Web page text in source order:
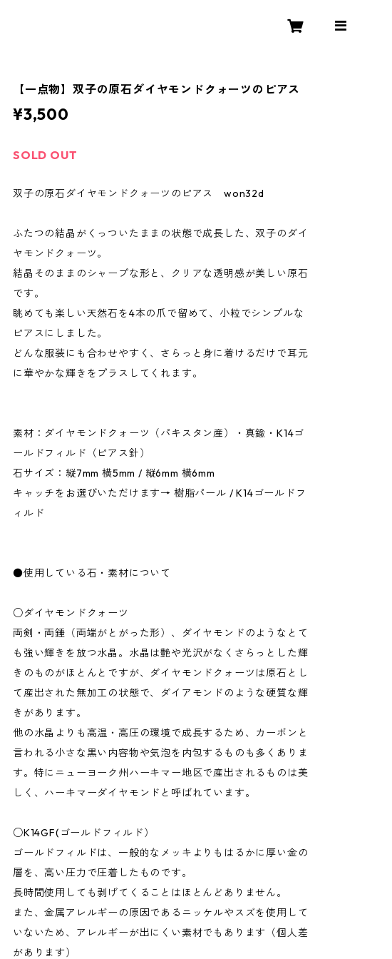
【一点物】双子の原石ダイヤモンドクォーツのピアス
¥3,500
SOLD OUT
双子の原石ダイヤモンドクォーツのピアス won32d
ふたつの結晶がくっついたままの状態で成長した、双子のダイ
ヤモンドクォーツ。
結晶そのままのシャープな形と、クリアな透明感が美しい原石
です。
眺めても楽しい天然石を4本の爪で留めて、小粒でシンプルな
ピアスにしました。
どんな服装にも合わせやすく、さらっと身に着けるだけで耳元
に華やかな輝きをプラスしてくれます。
素材：ダイヤモンドクォーツ（パキスタン産）・真鍮・K14ゴ
ールドフィルド（ピアス針）
石サイズ：縦7mm 横5mm / 縦6mm 横6mm
キャッチをお選びいただけます→ 樹脂パール / K14ゴールドフ
ィルド
●使用している石・素材について
○ダイヤモンドクォーツ
両剣・両錘（両端がとがった形）、ダイヤモンドのようなとて
も強い輝きを放つ水晶。水晶は艶や光沢がなくさらっとした輝
きのものがほとんとですが、ダイヤモンドクォーツは原石とし
て産出された無加工の状態で、ダイアモンドのような硬質な輝
きがあります。
他の水晶よりも高温・高圧の環境で成長するため、カーボンと
言われる小さな黒い内容物や気泡を内包するものも多くありま
す。特にニューヨーク州ハーキマー地区で産出されるものは美
しく、ハーキマーダイヤモンドと呼ばれています。
○K14GF(ゴールドフィルド）
ゴールドフィルドは、一般的なメッキよりもはるかに厚い金の
層を、高い圧力で圧着したものです。
長時間使用しても剥げてくることはほとんどありません。
また、金属アレルギーの原因であるニッケルやスズを使用して
いないため、アレルギーが出にくい素材でもあります（個人差
があります）